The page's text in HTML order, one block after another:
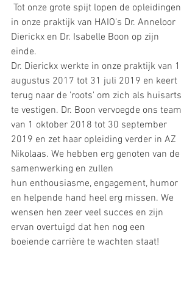
in onze praktijk van HAIO's Dr. Anneloor
Dierickx en Dr. Isabelle Boon op zijn
einde.
Dr. Dierickx werkte in onze praktijk van 1
augustus 2017 tot 31 juli 2019 en keert
terug naar de 'roots' om zich als huisarts
te vestigen. Dr. Boon vervoegde ons team
van 1 oktober 2018 tot 30 september
2019 en zet haar opleiding verder in AZ
Nikolaas. We hebben erg genoten van de
samenwerking en zullen
hun enthousiasme, engagement, humor
en helpende hand heel erg missen. We
wensen hen zeer veel succes en zijn
ervan overtuigd dat hen nog een
boeiende carrière te wachten staat!